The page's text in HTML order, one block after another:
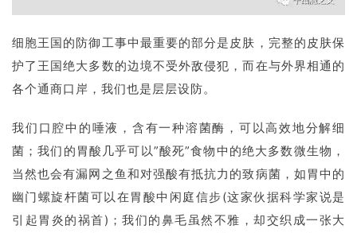
细胞王国的防御工事中最重要的部分是皮肤，完整的皮肤保
护了王国绝大多数的边境不受外敌侵犯，而在与外界相通的
各个通商口岸，我们也是层层设防。
我们口腔中的唾液，含有一种溶菌酶，可以高效地分解细
菌；我们的胃酸几乎可以”酸死”食物中的绝大多数微生物，
当然也会有漏网之鱼和对强酸有抵抗力的致病菌，如胃中的
幽门螺旋杆菌可以在胃酸中闲庭信步(这家伙据科学家说是
引起胃炎的祸首)；我们的鼻毛虽然不雅，却交织成一张大